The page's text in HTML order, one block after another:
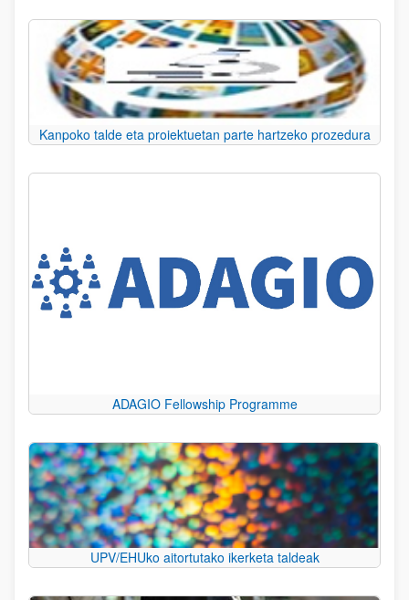
Kanpoko talde eta proiektuetan parte hartzeko prozedura
ADAGIO Fellowship Programme
UPV/EHUko aitortutako ikerketa taldeak